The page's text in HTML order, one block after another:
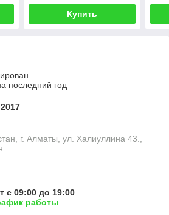
Купить
последний год
г. Алматы, ул. Халиуллина 43.,
с 09:00 до 19:00
работы